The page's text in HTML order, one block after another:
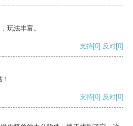
玩法丰富。
支持[0] 反对[0]
支持[0] 反对[0]